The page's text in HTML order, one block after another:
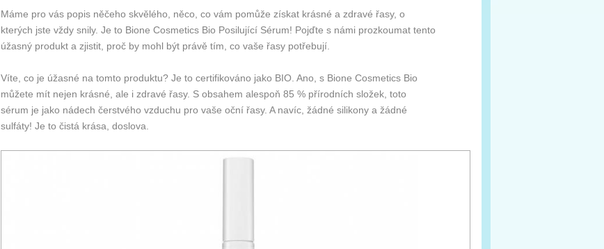
Máme pro vás popis něčeho skvělého, něco, co vám pomůže získat krásné a zdravé řasy, o
kterých jste vždy snily. Je to Bione Cosmetics Bio Posilující Sérum! Pojďte s námi prozkoumat tento
úžasný produkt a zjistit, proč by mohl být právě tím, co vaše řasy potřebují.
Víte, co je úžasné na tomto produktu? Je to certifikováno jako BIO. Ano, s Bione Cosmetics Bio
můžete mít nejen krásné, ale i zdravé řasy. S obsahem alespoň 85 % přírodních složek, toto
sérum je jako nádech čerstvého vzduchu pro vaše oční řasy. A navíc, žádné silikony a žádné
sulfáty! Je to čistá krása, doslova.